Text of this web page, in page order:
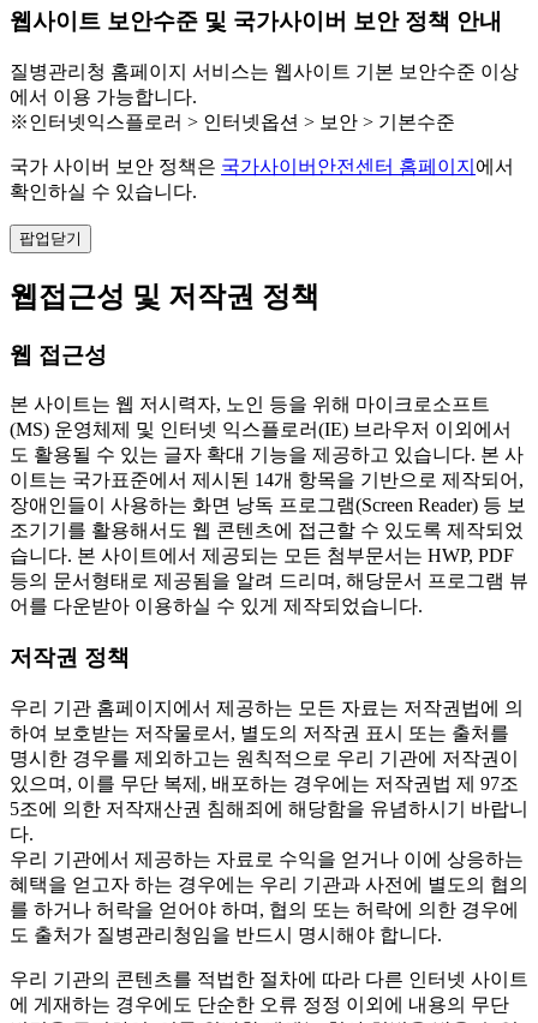
웹사이트 보안수준 및 국가사이버 보안 정책 안내
질병관리청 홈페이지 서비스는 웹사이트 기본 보안수준 이상
에서 이용 가능합니다.
※인터넷익스플로러 > 인터넷옵션 > 보안 > 기본수준
국가 사이버 보안 정책은 국가사이버안전센터 홈페이지 에서
확인하실 수 있습니다.
팝업닫기
웹접근성 및 저작권 정책
웹 접근성
본 사이트는 웹 저시력자, 노인 등을 위해 마이크로소프트
(MS) 운영체제 및 인터넷 익스플로러(IE) 브라우저 이외에서
도 활용될 수 있는 글자 확대 기능을 제공하고 있습니다. 본 사
이트는 국가표준에서 제시된 14개 항목을 기반으로 제작되어,
장애인들이 사용하는 화면 낭독 프로그램(Screen Reader) 등 보
조기기를 활용해서도 웹 콘텐츠에 접근할 수 있도록 제작되었
습니다. 본 사이트에서 제공되는 모든 첨부문서는 HWP, PDF
등의 문서형태로 제공됨을 알려 드리며, 해당문서 프로그램 뷰
어를 다운받아 이용하실 수 있게 제작되었습니다.
저작권 정책
우리 기관 홈페이지에서 제공하는 모든 자료는 저작권법에 의
하여 보호받는 저작물로서, 별도의 저작권 표시 또는 출처를
명시한 경우를 제외하고는 원칙적으로 우리 기관에 저작권이
있으며, 이를 무단 복제, 배포하는 경우에는 저작권법 제 97조
5조에 의한 저작재산권 침해죄에 해당함을 유념하시기 바랍니
다.
우리 기관에서 제공하는 자료로 수익을 얻거나 이에 상응하는
혜택을 얻고자 하는 경우에는 우리 기관과 사전에 별도의 협의
를 하거나 허락을 얻어야 하며, 협의 또는 허락에 의한 경우에
도 출처가 질병관리청임을 반드시 명시해야 합니다.
우리 기관의 콘텐츠를 적법한 절차에 따라 다른 인터넷 사이트
에 게재하는 경우에도 단순한 오류 정정 이외에 내용의 무단